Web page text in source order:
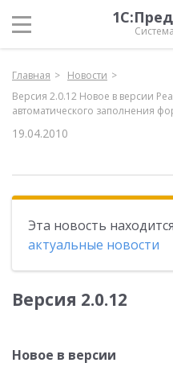
Главная
Новости
Версия 2.0.12 Новое в версии
автоматического заполнения
19.04.2010
Эта новость
актуальные новости
Версия 2.0.12
Новое в версии